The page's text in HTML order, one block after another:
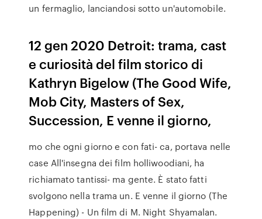
un fermaglio, lanciandosi sotto un'automobile.
12 gen 2020 Detroit: trama, cast
e curiosità del film storico di
Kathryn Bigelow (The Good Wife,
Mob City, Masters of Sex,
Succession, E venne il giorno,
mo che ogni giorno e con fati- ca, portava nelle
case All'insegna dei film holliwoodiani, ha
richiamato tantissi- ma gente. È stato fatti
svolgono nella trama un. E venne il giorno (The
Happening) - Un film di M. Night Shyamalan.